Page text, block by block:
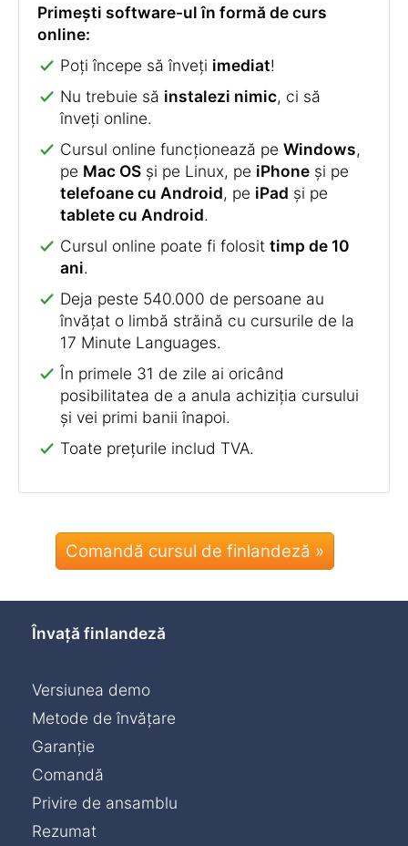
Primești software-ul în formă de curs
online:
Poți începe să înveți imediat!
Nu trebuie să instalezi nimic, ci să
înveți online.
Cursul online funcționează pe Windows,
pe Mac OS și pe Linux, pe iPhone și pe
telefoane cu Android, pe iPad și pe
tablete cu Android.
Cursul online poate fi folosit timp de 10
ani.
Deja peste 540.000 de persoane au
învățat o limbă străină cu cursurile de la
17 Minute Languages.
În primele 31 de zile ai oricând
posibilitatea de a anula achiziția cursului
și vei primi banii înapoi.
Toate prețurile includ TVA.
Comandă cursul de finlandeză »
Învață finlandeză
Versiunea demo
Metode de învățare
Garanție
Comandă
Privire de ansamblu
Rezumat